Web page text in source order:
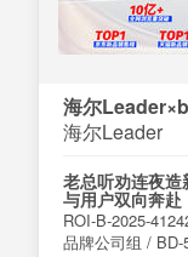
海尔
海尔Leader
老总听劝连夜
与用户双向奔赴
ROI-B-2025-
品牌公司组 /